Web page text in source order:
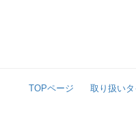
TOPページ 取り扱い